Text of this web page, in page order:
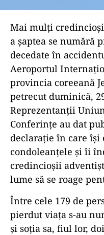
Mai mulți
a șaptea se numără
decedate în
Aeroportul
provincia coreeană
petrecut duminică,
Reprezentanții
Conferințe au dat
declarație în care își
condoleanțele și îi
credincioșii
lume să se roage
Între cele 179 de
pierdut viața s-au
și soția sa, fiul lor,